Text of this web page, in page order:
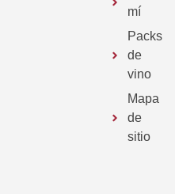
mí
Packs
de
vino
Mapa
de
sitio